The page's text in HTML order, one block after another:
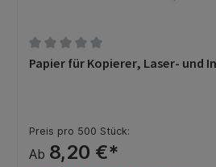
Durchschnittliche Bewertung von
Papier für Kopierer, Laser- und
Preis pro 500 Stück:
Ab 8,20 €*